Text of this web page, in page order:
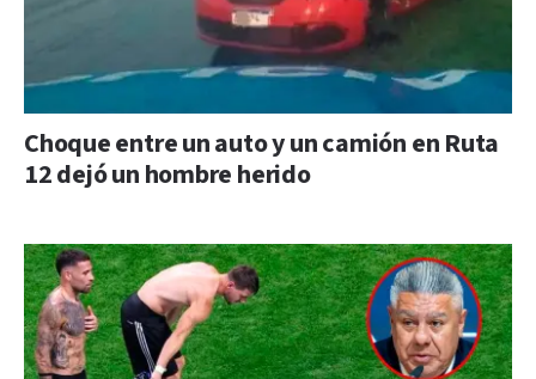
Choque entre un auto y un camión en Ruta
12 dejó un hombre herido